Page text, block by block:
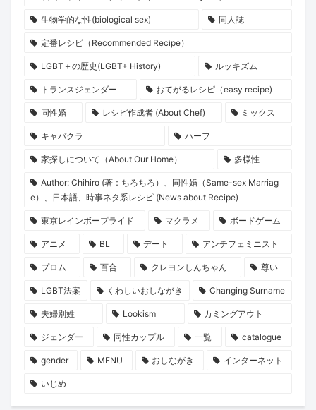
生物学的な性(biological sex) 同人誌
定番レシピ（Recommended Recipe）
LGBT＋の歴史(LGBT+ History) ルッキズム
トランスジェンダー おてがるレシピ（easy recipe)
同性婚 レシピ作成者 (About Chef) ミックス
キャバクラ ハーフ
家探しについて（About Our Home） 多様性
Author: Chihiro (著：ちろちろ）、同性婚（Same-sex Marriag
e）、日本語、時事ネタ系レシピ (News about Recipe)
東京レインボープライド マクラメ ボードゲーム
アニメ BL デート アンチフェミニスト
プロム 百合 クレヨンしんちゃん 尊い
LGBT法案 くわしいおしながき Changing Surname
夫婦別姓 Lookism カミングアウト
ジェンダー 同性カップル 一覧 catalogue
gender MENU おしながき インターネット
いじめ